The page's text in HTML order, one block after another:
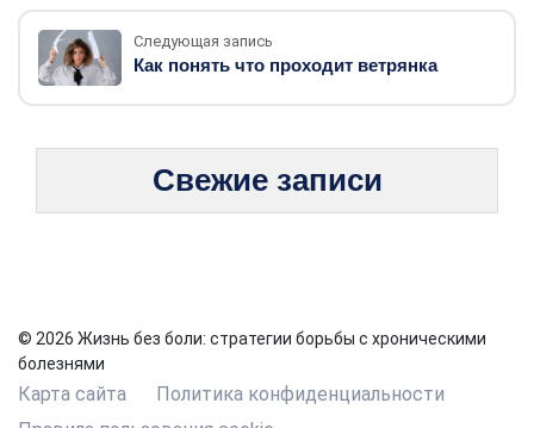
Следующая запись
Как понять что проходит ветрянка
Свежие записи
© 2026 Жизнь без боли: стратегии борьбы с хроническими
болезнями
Карта сайта
Политика конфиденциальности